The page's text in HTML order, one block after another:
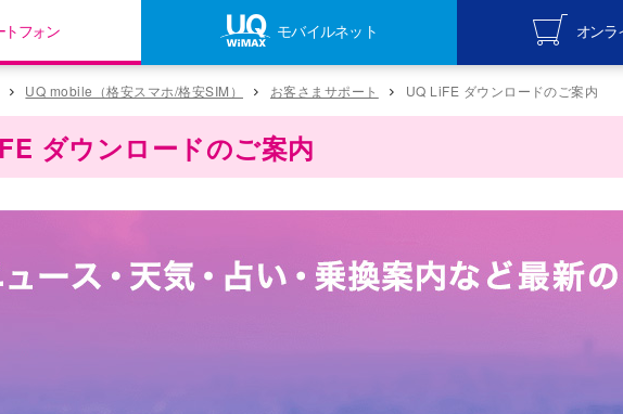
トフォン モバイルネット オンラ
約の方
約の方
UQ mobile
オンライン
オンライン
UQ mobile（格安スマホ/格安SIM） お客さまサポート UQ LiFE ダウンロードのご案内
ダウンロードのご案内